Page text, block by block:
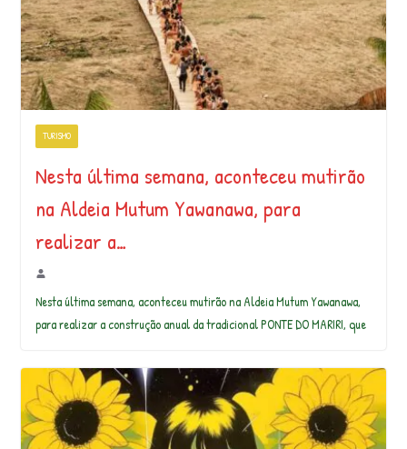
TURISMO
Nesta última semana, aconteceu mutirão
na Aldeia Mutum Yawanawa, para
realizar a…
Nesta última semana, aconteceu mutirão na Aldeia Mutum Yawanawa,
para realizar a construção anual da tradicional PONTE DO MARIRI, que